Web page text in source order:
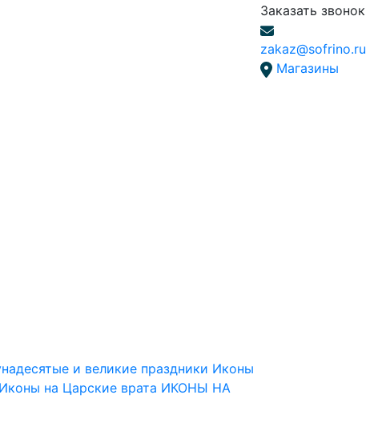
и великие праздники Иконы
Иконы на Царские врата ИКОНЫ НА
Заказать звонок
zakaz@sofrino.ru
Магазины